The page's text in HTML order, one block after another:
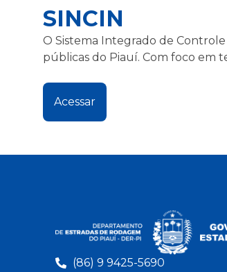
SINCIN
O Sistema Integrado de
públicas do Piauí. Com foco em
Acessar
(86) 9 9425-5690